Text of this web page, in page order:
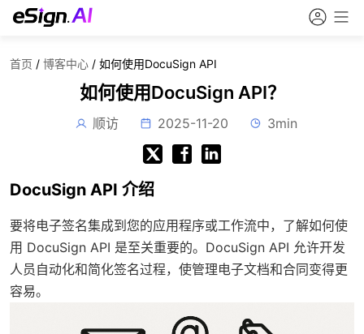
首页 / 博客中心 / 如何使用DocuSign API
如何使用DocuSign API？
顺访 2025-11-20 3min
DocuSign API 介绍
要将电子签名集成到您的应用程序或工作流中，了解如何使
用 DocuSign API 是至关重要的。DocuSign API 允许开发
人员自动化和简化签名过程，使管理电子文档和合同变得更
容易。